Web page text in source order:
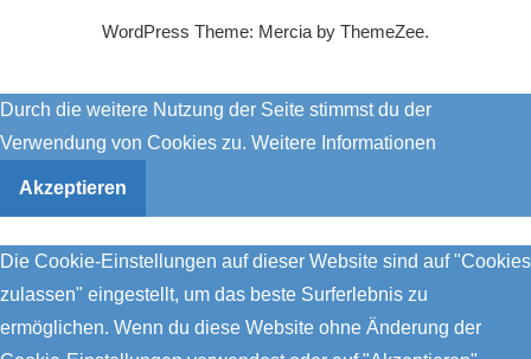
WordPress Theme: Mercia by ThemeZee.
Durch die weitere Nutzung der Seite stimmst du der
Verwendung von Cookies zu. Weitere Informationen
Akzeptieren
Die Cookie-Einstellungen auf dieser Website sind auf "Cookies
zulassen" eingestellt, um das beste Surferlebnis zu
ermöglichen. Wenn du diese Website ohne Änderung der